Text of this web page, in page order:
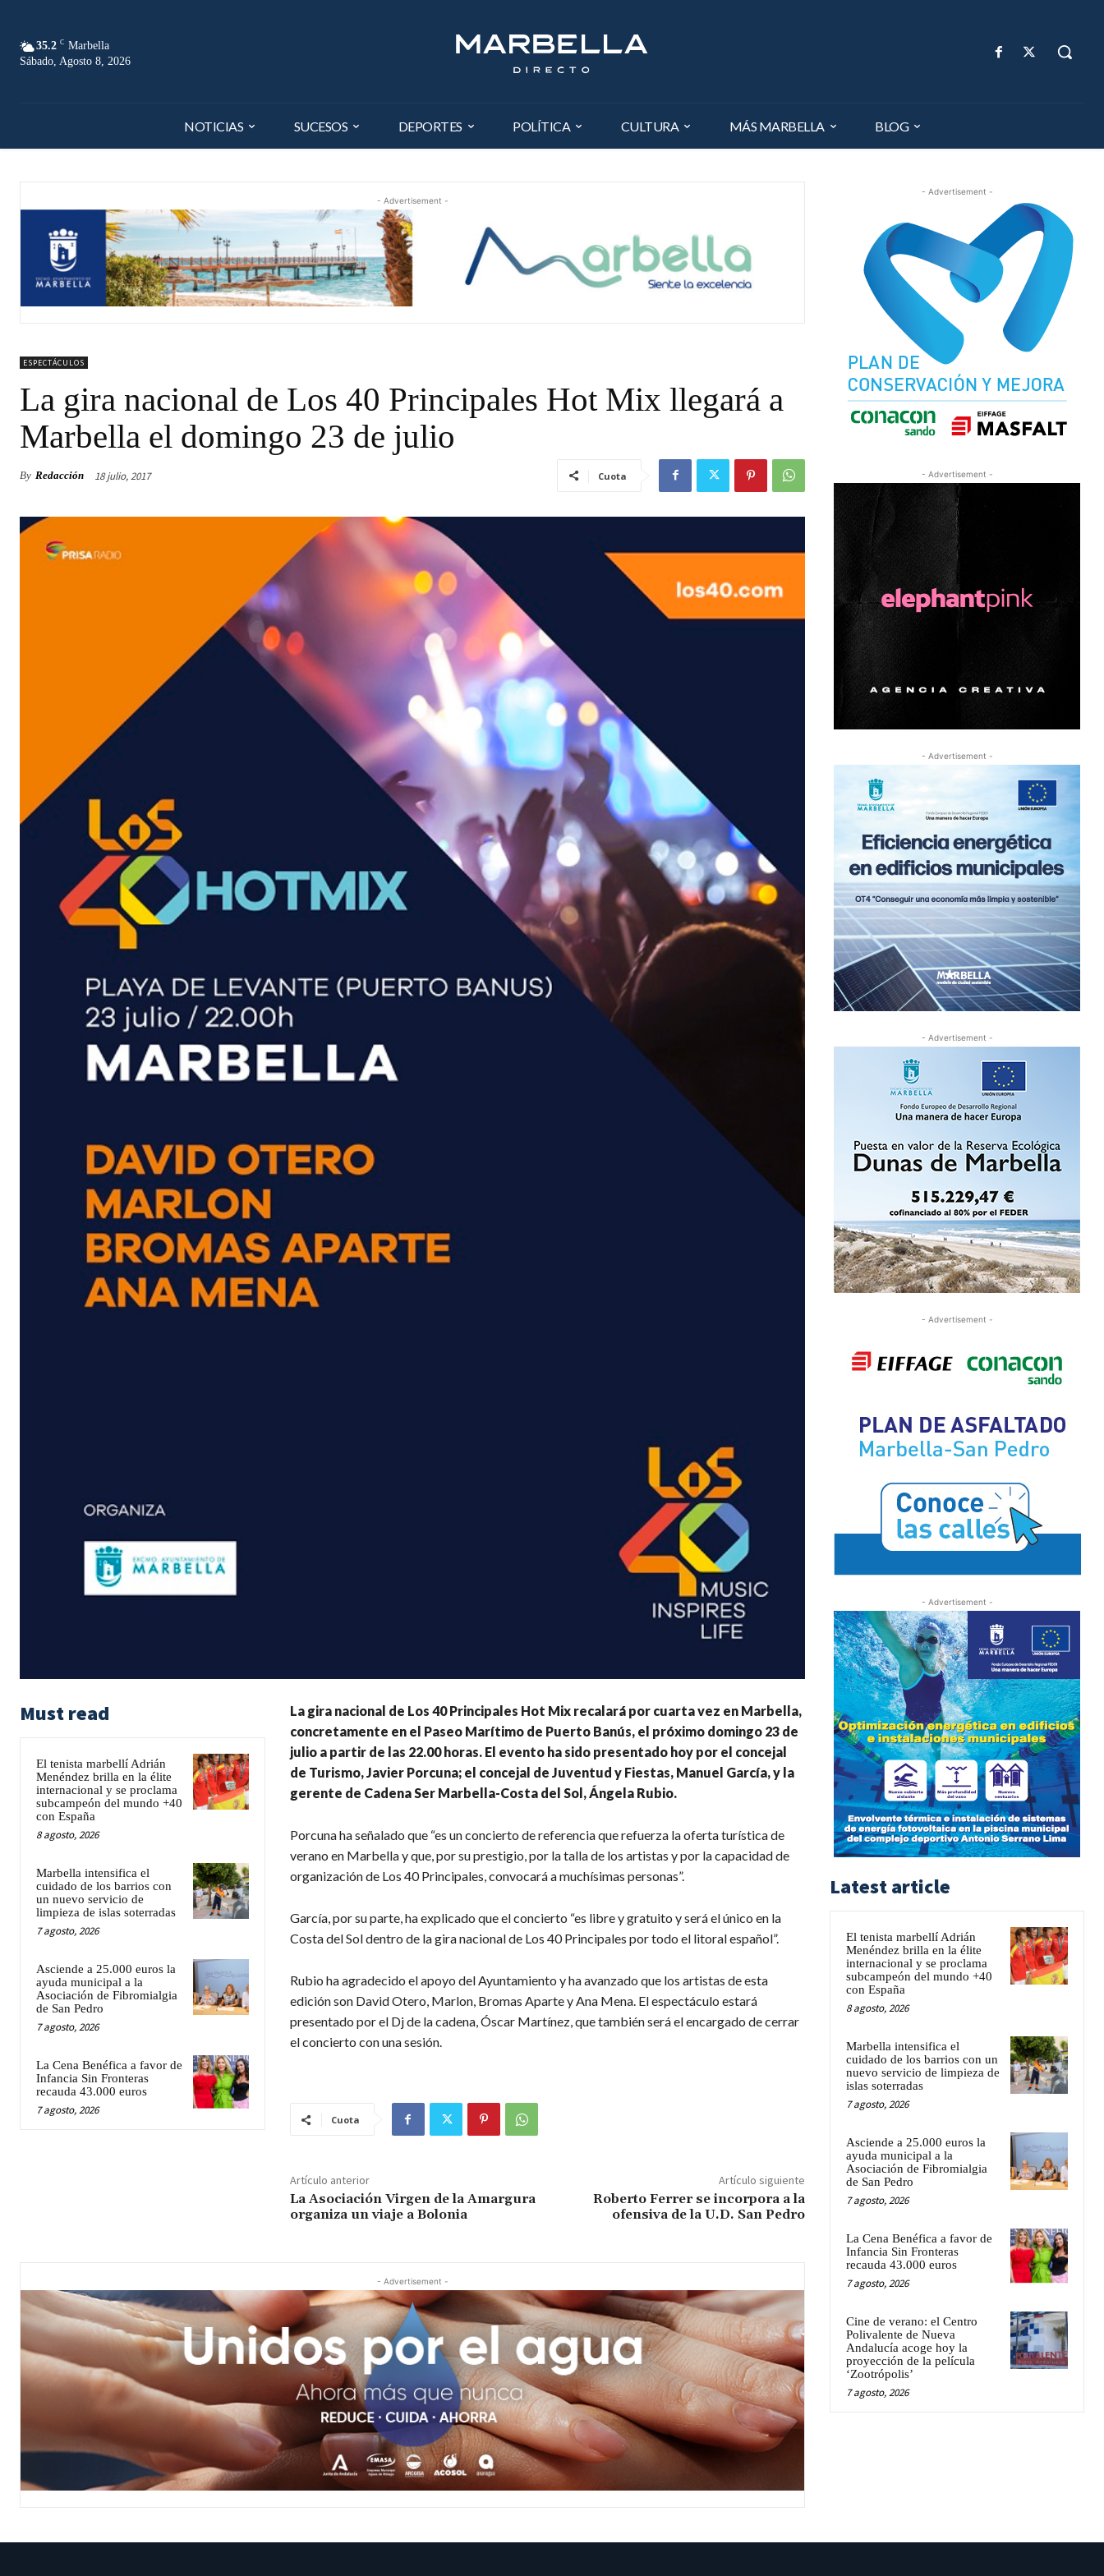
35.2 C Marbella
Sábado, Agosto 8, 2026
NOTICIAS SUCESOS DEPORTES POLÍTICA CULTURA MÁS MARBELLA BLOG
- Advertisement -
ESPECTÁCULOS
La gira nacional de Los 40 Principales Hot Mix llegará a
Marbella el domingo 23 de julio
By Redacción 18 julio, 2017 Cuota
Must read
El tenista marbellí Adrián
Menéndez brilla en la élite
internacional y se proclama
subcampeón del mundo +40
con España
8 agosto, 2026
Marbella intensifica el
cuidado de los barrios con
un nuevo servicio de
limpieza de islas soterradas
7 agosto, 2026
Asciende a 25.000 euros la
ayuda municipal a la
Asociación de Fibromialgia
de San Pedro
7 agosto, 2026
La Cena Benéfica a favor de
Infancia Sin Fronteras
recauda 43.000 euros
7 agosto, 2026
La gira nacional de Los 40 Principales Hot Mix recalará por cuarta vez en Marbella,
concretamente en el Paseo Marítimo de Puerto Banús, el próximo domingo 23 de
julio a partir de las 22.00 horas. El evento ha sido presentado hoy por el concejal
de Turismo, Javier Porcuna; el concejal de Juventud y Fiestas, Manuel García, y la
gerente de Cadena Ser Marbella-Costa del Sol, Ángela Rubio.
Porcuna ha señalado que “es un concierto de referencia que refuerza la oferta turística de
verano en Marbella y que, por su prestigio, por la talla de los artistas y por la capacidad de
organización de Los 40 Principales, convocará a muchísimas personas”.
García, por su parte, ha explicado que el concierto “es libre y gratuito y será el único en la
Costa del Sol dentro de la gira nacional de Los 40 Principales por todo el litoral español”.
Rubio ha agradecido el apoyo del Ayuntamiento y ha avanzado que los artistas de esta
edición son David Otero, Marlon, Bromas Aparte y Ana Mena. El espectáculo estará
presentado por el Dj de la cadena, Óscar Martínez, que también será el encargado de cerrar
el concierto con una sesión.
Cuota
Artículo anterior
La Asociación Virgen de la Amargura
organiza un viaje a Bolonia
Artículo siguiente
Roberto Ferrer se incorpora a la
ofensiva de la U.D. San Pedro
- Advertisement -
- Advertisement -
- Advertisement -
- Advertisement -
- Advertisement -
- Advertisement -
- Advertisement -
Latest article
El tenista marbellí Adrián
Menéndez brilla en la élite
internacional y se proclama
subcampeón del mundo +40
con España
8 agosto, 2026
Marbella intensifica el
cuidado de los barrios con un
nuevo servicio de limpieza de
islas soterradas
7 agosto, 2026
Asciende a 25.000 euros la
ayuda municipal a la
Asociación de Fibromialgia
de San Pedro
7 agosto, 2026
La Cena Benéfica a favor de
Infancia Sin Fronteras
recauda 43.000 euros
7 agosto, 2026
Cine de verano: el Centro
Polivalente de Nueva
Andalucía acoge hoy la
proyección de la película
‘Zootrópolis’
7 agosto, 2026